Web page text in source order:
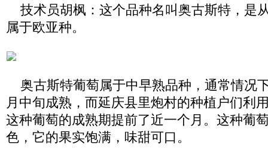
技术员胡枫：这个品种名叫奥古斯特，是
属于欧亚种。
奥古斯特葡萄属于中早熟品种，通常情况
月中旬成熟，而延庆县里炮村的种植户们利
这种葡萄的成熟期提前了近一个月。这种葡
色，它的果实饱满，味甜可口。